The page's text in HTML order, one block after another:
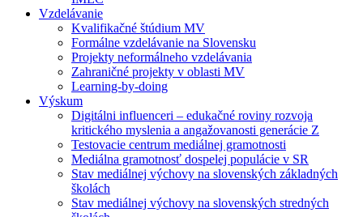
Vzdelávanie
Kvalifikačné štúdium MV
Formálne vzdelávanie na Slovensku
Projekty neformálneho vzdelávania
Zahraničné projekty v oblasti MV
Learning-by-doing
Výskum
Digitálni influenceri – edukačné roviny rozvoja
kritického myslenia a angažovanosti generácie Z
Testovacie centrum mediálnej gramotnosti
Mediálna gramotnosť dospelej populácie v SR
Stav mediálnej výchovy na slovenských základných
školách
Stav mediálnej výchovy na slovenských stredných